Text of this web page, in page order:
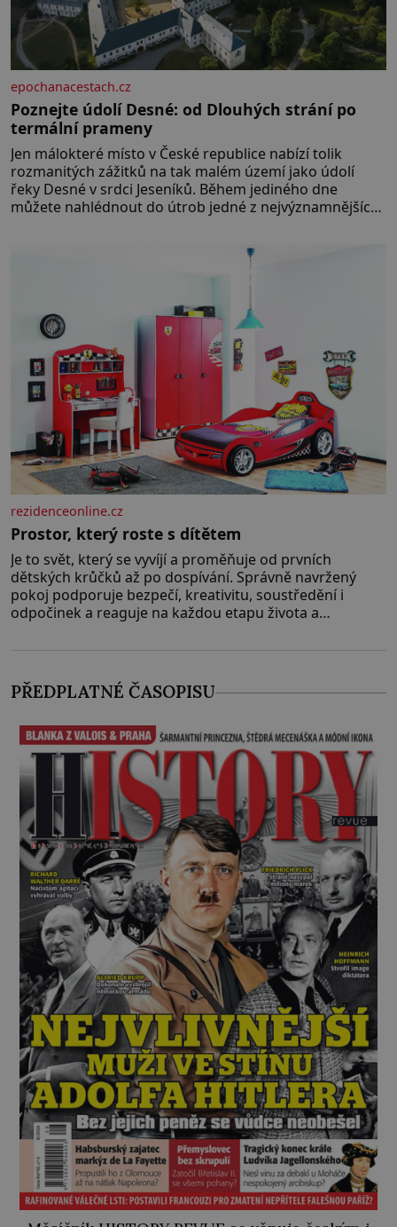
epochanacestach.cz
Poznejte údolí Desné: od Dlouhých strání po
termální prameny
Jen málokteré místo v České republice nabízí tolik
rozmanitých zážitků na tak malém území jako údolí
řeky Desné v srdci Jeseníků. Během jediného dne
můžete nahlédnout do útrob jedné z nejvýznamnějších
poznáváním památek ve Velkých Losinách nebo v
rezidenceonline.cz
Prostor, který roste s dítětem
Je to svět, který se vyvíjí a proměňuje od prvních
dětských krůčků až po dospívání. Správně navržený
pokoj podporuje bezpečí, kreativitu, soustředění i
odpočinek a reaguje na každou etapu života a
Předškolní věk je
PŘEDPLATNÉ ČASOPISU